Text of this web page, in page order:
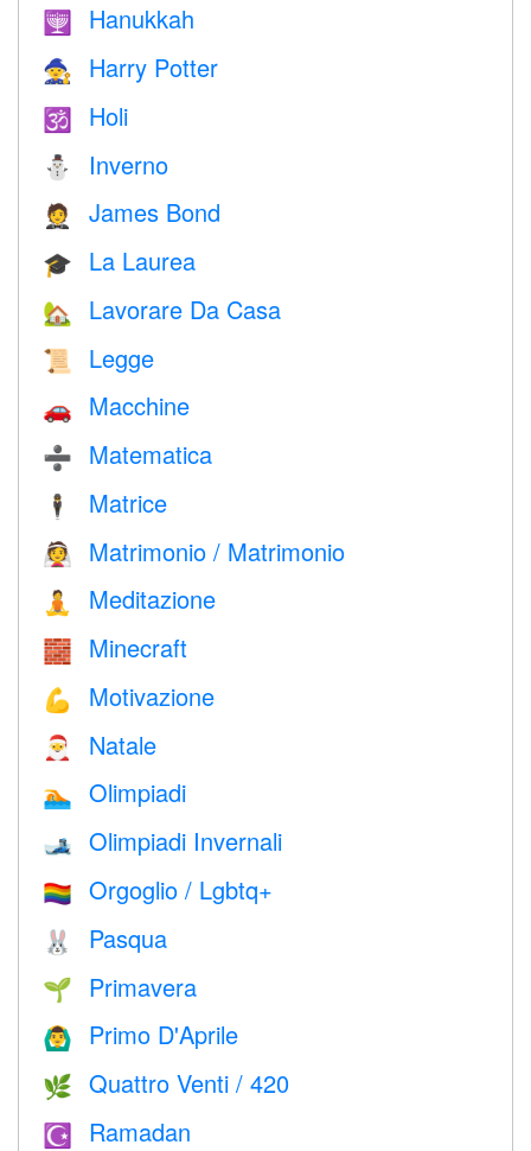
🕎 Hanukkah
🧙 Harry Potter
🕉 Holi
⛄ Inverno
🤵 James Bond
🎓 La Laurea
🏡 Lavorare Da Casa
📜 Legge
🚗 Macchine
➗ Matematica
🕴️ Matrice
👰 Matrimonio / Matrimonio
🧘 Meditazione
🧱 Minecraft
💪 Motivazione
🎅 Natale
🏊 Olimpiadi
🎿 Olimpiadi Invernali
🏳️‍🌈 Orgoglio / Lgbtq+
🐰 Pasqua
🌱 Primavera
🙆‍♂️ Primo D'Aprile
🌿 Quattro Venti / 420
☪️ Ramadan